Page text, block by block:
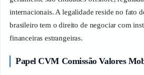
internacionais. A legalidade reside no fato
brasileiro tem o direito de negociar com
financeiras estrangeiras.
Papel CVM Comissão Valores